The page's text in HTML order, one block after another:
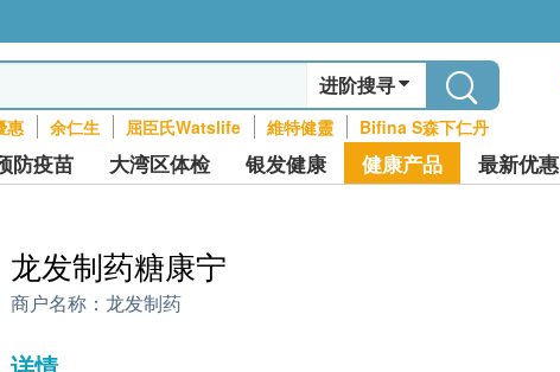
进阶搜寻
惠 余仁生 屈臣氏Watslife 維特健靈 Bifina S森下仁丹
防疫苗 大湾区体检 银发健康 健康产品 最新优惠
龙发制药糖康宁
商户名称： 龙发制药